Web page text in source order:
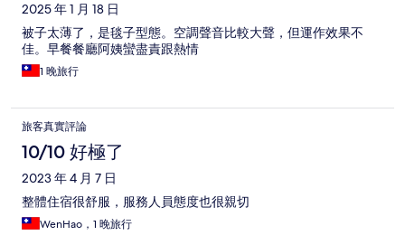
2025 年 1 月 18 日
被子太薄了，是毯子型態。空調聲音比較大聲，但運作效果不
佳。早餐餐廳阿姨蠻盡責跟熱情
1 晚旅行
旅客真實評論
10/10 好極了
2023 年 4 月 7 日
整體住宿很舒服，服務人員態度也很親切
WenHao，1 晚旅行